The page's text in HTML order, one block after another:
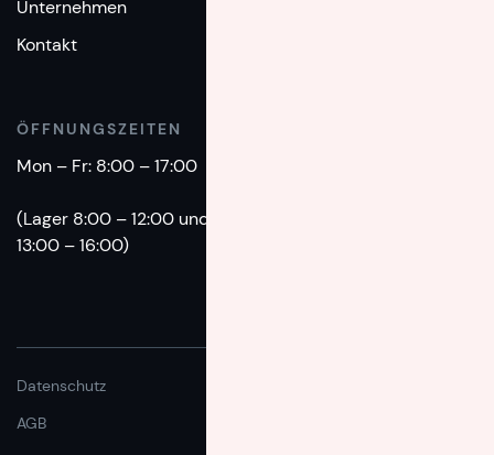
Unternehmen
Kontakt
ÖFFNUNGSZEITEN
Mon – Fr: 8:00 – 17:00
(Lager 8:00 – 12:00 und
13:00 – 16:00)
Datenschutz
AGB